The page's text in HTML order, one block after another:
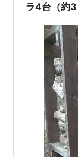
ラ4台（約